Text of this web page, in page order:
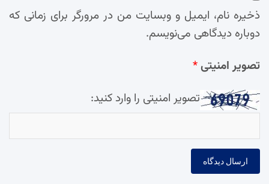
ذخیره نام، ایمیل و وبسایت من در مرورگر برای زمانی که
دوباره دیدگاهی می‌نویسم.
تصویر امنیتی*
تصویر امنیتی را وارد کنید: